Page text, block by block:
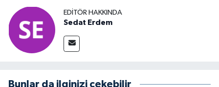
EDITÖR HAKKINDA
Sedat Erdem
Bunlar da ilginizi çekebilir